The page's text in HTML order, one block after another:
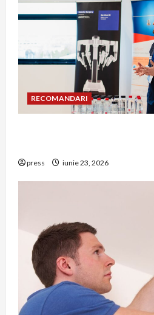
RECOMANDARI
press iunie 23, 2026